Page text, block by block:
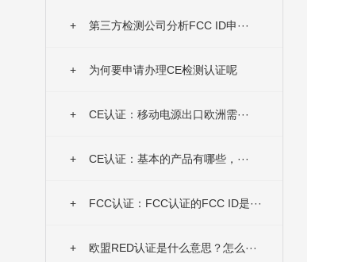
+ 第三方检测公司分析FCC ID申···
+ 为何要申请办理CE检测认证呢
+ CE认证：移动电源出口欧洲需···
+ CE认证：基本的产品有哪些，···
+ FCC认证：FCC认证的FCC ID是···
+ 欧盟RED认证是什么意思？怎么···